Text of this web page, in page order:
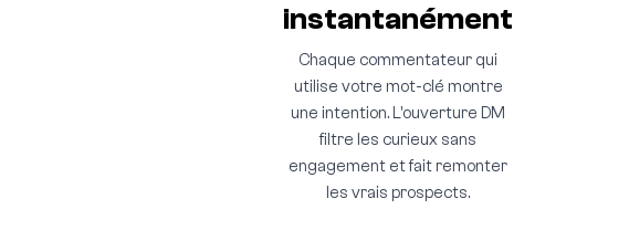
instantanément
Chaque commentateur qui
utilise votre mot-clé montre
une intention. L'ouverture DM
filtre les curieux sans
engagement et fait remonter
les vrais prospects.